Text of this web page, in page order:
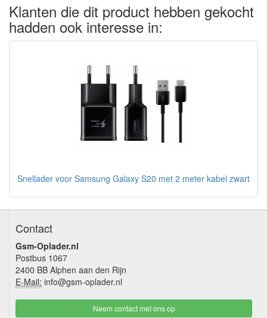
Klanten die dit product hebben gekocht
hadden ook interesse in:
Snellader voor Samsung Galaxy S20 met 2 meter kabel zwart
Contact
Gsm-Oplader.nl
Postbus 1067
2400 BB Alphen aan den Rijn
E-Mail: info@gsm-oplader.nl
Neem contact met ons op